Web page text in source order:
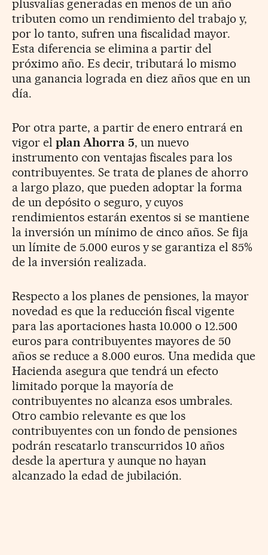
plusvalías generadas en menos de un año
tributen como un rendimiento del trabajo y,
por lo tanto, sufren una fiscalidad mayor.
Esta diferencia se elimina a partir del
próximo año. Es decir, tributará lo mismo
una ganancia lograda en diez años que en un
día.
Por otra parte, a partir de enero entrará en
vigor el plan Ahorra 5, un nuevo
instrumento con ventajas fiscales para los
contribuyentes. Se trata de planes de ahorro
a largo plazo, que pueden adoptar la forma
de un depósito o seguro, y cuyos
rendimientos estarán exentos si se mantiene
la inversión un mínimo de cinco años. Se fija
un límite de 5.000 euros y se garantiza el 85%
de la inversión realizada.
Respecto a los planes de pensiones, la mayor
novedad es que la reducción fiscal vigente
para las aportaciones hasta 10.000 o 12.500
euros para contribuyentes mayores de 50
años se reduce a 8.000 euros. Una medida que
Hacienda asegura que tendrá un efecto
limitado porque la mayoría de
contribuyentes no alcanza esos umbrales.
Otro cambio relevante es que los
contribuyentes con un fondo de pensiones
podrán rescatarlo transcurridos 10 años
desde la apertura y aunque no hayan
alcanzado la edad de jubilación.